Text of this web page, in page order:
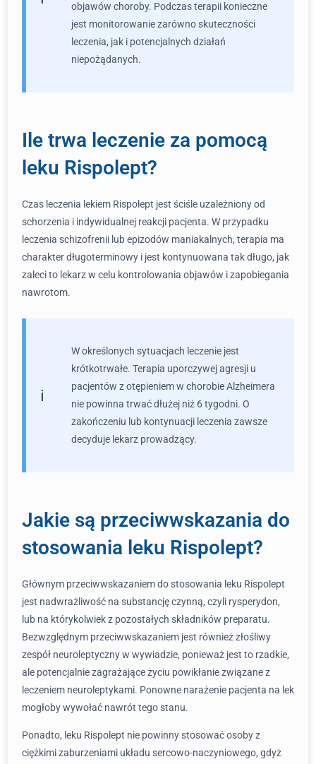
objawów choroby. Podczas terapii konieczne
jest monitorowanie zarówno skuteczności
leczenia, jak i potencjalnych działań
niepożądanych.
Ile trwa leczenie za pomocą
leku Rispolept?
Czas leczenia lekiem Rispolept jest ściśle uzależniony od
schorzenia i indywidualnej reakcji pacjenta. W przypadku
leczenia schizofrenii lub epizodów maniakalnych, terapia ma
charakter długoterminowy i jest kontynuowana tak długo, jak
zaleci to lekarz w celu kontrolowania objawów i zapobiegania
nawrotom.
W określonych sytuacjach leczenie jest
krótkotrwałe. Terapia uporczywej agresji u
pacjentów z otępieniem w chorobie Alzheimera
nie powinna trwać dłużej niż 6 tygodni. O
zakończeniu lub kontynuacji leczenia zawsze
decyduje lekarz prowadzący.
Jakie są przeciwwskazania do
stosowania leku Rispolept?
Głównym przeciwwskazaniem do stosowania leku Rispolept
jest nadwrażliwość na substancję czynną, czyli rysperydon,
lub na którykolwiek z pozostałych składników preparatu.
Bezwzględnym przeciwwskazaniem jest również złośliwy
zespół neuroleptyczny w wywiadzie, ponieważ jest to rzadkie,
ale potencjalnie zagrażające życiu powikłanie związane z
leczeniem neuroleptykami. Ponowne narażenie pacjenta na lek
mogłoby wywołać nawrót tego stanu.
Ponadto, leku Rispolept nie powinny stosować osoby z
ciężkimi zaburzeniami układu sercowo-naczyniowego, gdyż